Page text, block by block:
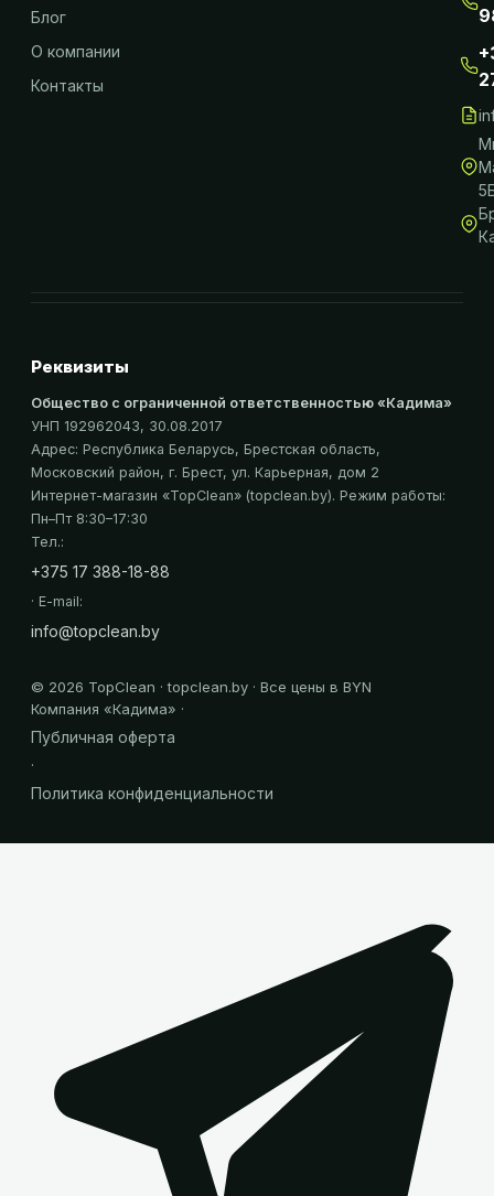
Блог
О компании
Контакты
Реквизиты
Общество с ограниченной ответственностью «Кадима»
УНП 192962043, 30.08.2017
Адрес: Республика Беларусь, Брестская область,
Московский район, г. Брест, ул. Карьерная, дом 2
Интернет-магазин «TopClean» (topclean.by). Режим работы:
Пн–Пт 8:30–17:30
Тел.:
+375 17 388-18-88
· E-mail:
info@topclean.by
© 2026 TopClean · topclean.by · Все цены в BYN
Компания «Кадима» ·
Публичная оферта
·
Политика конфиденциальности